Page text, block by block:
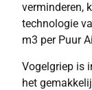
verminderen,
technologie
m3 per Puur
Vogelgriep is
het